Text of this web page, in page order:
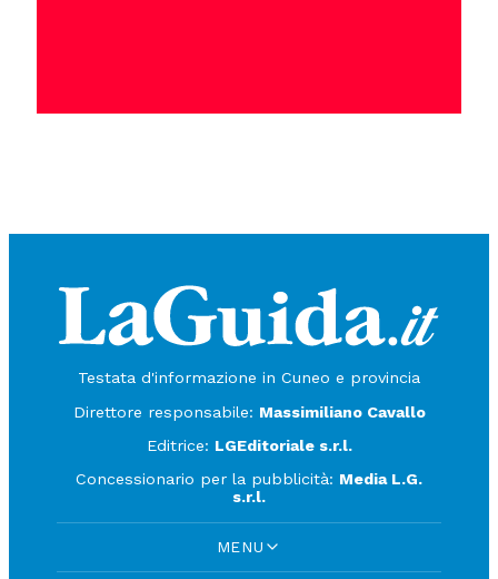
Testata d'informazione in Cuneo e provincia
Direttore responsabile: Massimiliano Cavallo
Editrice: LGEditoriale s.r.l.
Concessionario per la pubblicità: Media L.G.
s.r.l.
MENU